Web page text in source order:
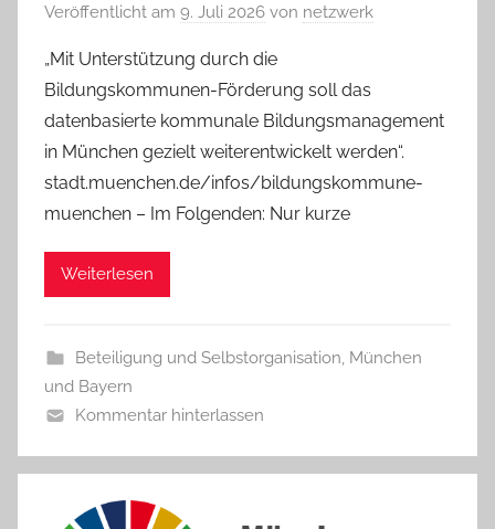
Veröffentlicht am 9. Juli 2026 von netzwerk
„Mit Unterstützung durch die
Bildungskommunen-Förderung soll das
datenbasierte kommunale Bildungsmanagement
in München gezielt weiterentwickelt werden“.
stadt.muenchen.de/infos/bildungskommune-
muenchen – Im Folgenden: Nur kurze
Weiterlesen
Beteiligung und Selbstorganisation, München
und Bayern
Kommentar hinterlassen